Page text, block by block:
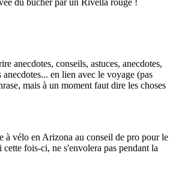
du bûcher par un Rivella rouge !
anecdotes, conseils, astuces, anecdotes,
anecdotes... en lien avec le voyage (pas
mais à un moment faut dire les choses
à vélo en Arizona au conseil de pro pour le
fois-ci, ne s'envolera pas pendant la